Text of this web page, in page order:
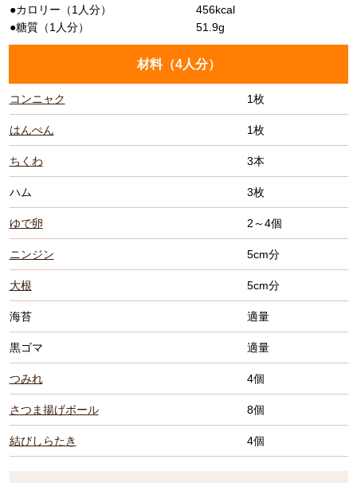
●カロリー（1人分）
456kcal
●糖質（1人分）
51.9g
材料（4人分）
コンニャク 1枚
はんぺん 1枚
ちくわ 3本
ハム 3枚
ゆで卵 2～4個
ニンジン 5cm分
大根 5cm分
海苔 適量
黒ゴマ 適量
つみれ 4個
さつま揚げボール 8個
結びしらたき 4個